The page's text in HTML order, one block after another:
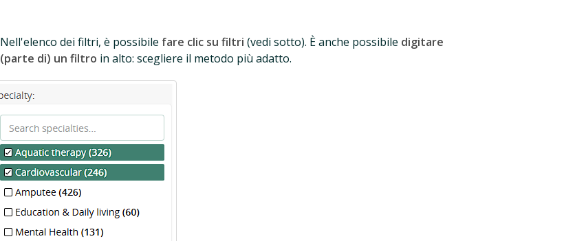
Nell'elenco dei filtri, è possibile fare clic su filtri (vedi sotto). È anche possibile digitare
(parte di) un filtro in alto: scegliere il metodo più adatto.